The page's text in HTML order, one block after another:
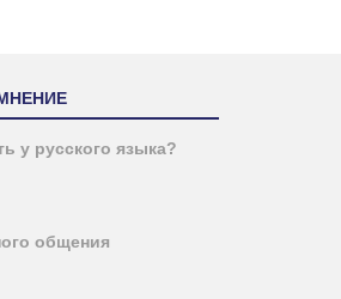
у русского языка?
общения